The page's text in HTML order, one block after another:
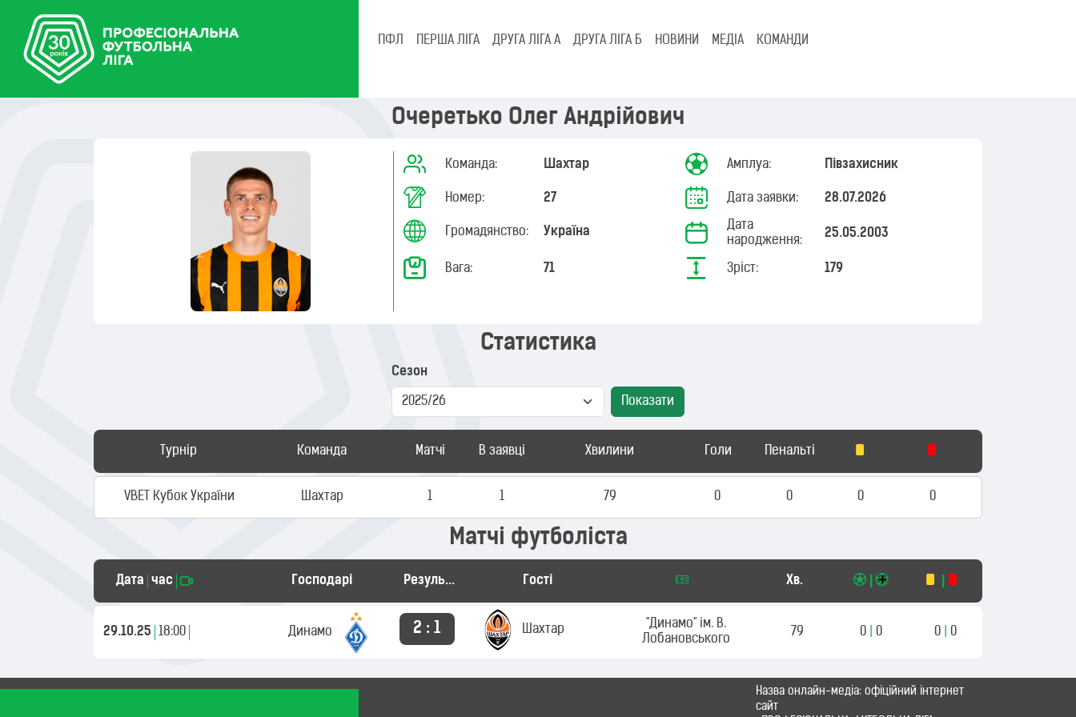
ПФЛ ПЕРША ЛІГА ДРУГА ЛІГА А ДРУГА ЛІГА Б НОВИНИ МЕДІА КОМАНДИ
Очеретько Олег Андрійович
Команда: Шахтар Амплуа: Півзахисник
Номер: 27 Дата заявки: 28.07.2026
Громадянство: Україна
Дата
народження:
25.05.2003
Вага: 71 Зріст: 179
Статистика
Сезон
Показати
Турнір Команда Матчі В заявці Хвилини Голи Пенальті
VBET Кубок України Шахтар 1 1 79 0 0 0 0
Матчі футболіста
Дата час Господарі Результат Гості Хв.
29.10.25 18:00 Динамо 2 : 1 Шахтар
"Динамо" ім. В.
Лобановського
79 0 0 0 0
Назва онлайн-медіа: офіційний інтернет
сайт